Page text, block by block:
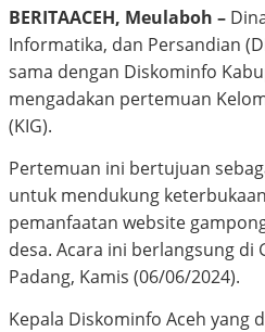
BERITAACEH, Meulaboh –
Informatika, dan Persandian
sama dengan Diskominfo
mengadakan pertemuan
(KIG).
Pertemuan ini bertujuan
untuk mendukung
pemanfaatan website
desa. Acara ini berlangsung di
Padang, Kamis (06/06/2024).
Kepala Diskominfo Aceh yang